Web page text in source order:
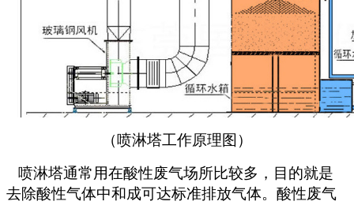
（喷淋塔工作原理图）
喷淋塔通常用在酸性废气场所比较多，目的就是
去除酸性气体中和成可达标准排放气体。酸性废气